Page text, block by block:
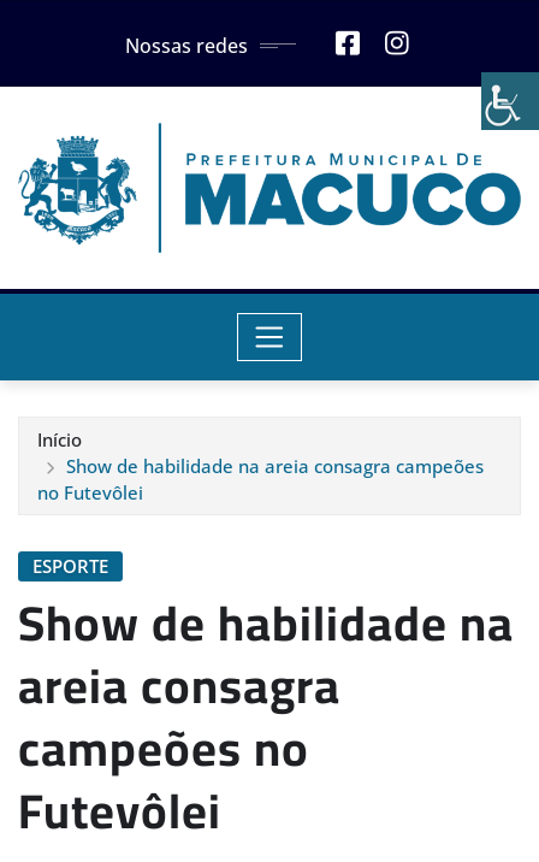
Nossas redes
Início
Show de habilidade na areia consagra campeões
no Futevôlei
ESPORTE
Show de habilidade na
areia consagra
campeões no
Futevôlei